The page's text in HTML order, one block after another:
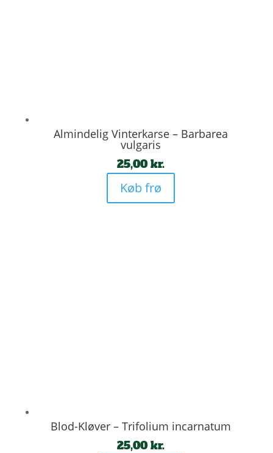
Almindelig Vinterkarse – Barbarea
vulgaris
25,00kr.
Køb frø
Blod-Kløver – Trifolium incarnatum
25,00kr.